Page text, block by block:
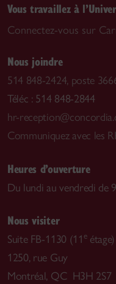
Vous travaillez à
Connectez-vous sur
Nous joindre
514 848-2424, poste
Téléc : 514 848-2844
hr-
Communiquez avec les
Heures d’ouverture
Du lundi au vendredi de
Nous visiter
Suite FB-1130 (11 eétage)
1250, rue Guy
Montréal, QC H3H 2S7